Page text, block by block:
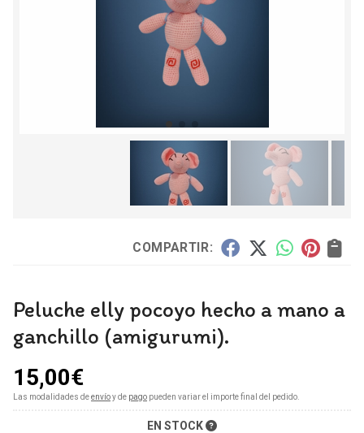
COMPARTIR:
Peluche elly pocoyo hecho a mano a
ganchillo (amigurumi).
15,00€
Las modalidades deenvíoy de pago pueden variar el importe final del pedido.
EN STOCK